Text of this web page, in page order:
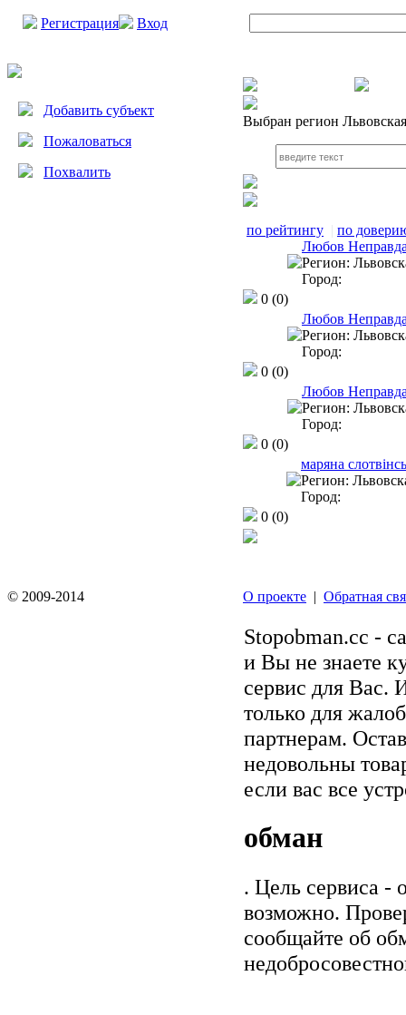
Регистрация Вход
Добавить субъект
Пожаловаться
Похвалить
Выбран регион
по рейтингу | по
Любов
Регион:
Город:
0 (0)
Любов
Регион:
Город:
0 (0)
Любов
Регион:
Город:
0 (0)
маряна
Регион:
Город:
0 (0)
© 2009-2014 О проекте | Обратная
Stopobman.cc -
и Вы не знаете
сервис для Вас.
только для
партнерам.
недовольны
если вас все
обман
. Цель сервиса -
возможно.
сообщайте об